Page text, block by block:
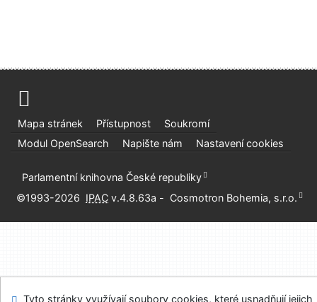
Mapa stránek Přístupnost
Soukromí
Modul OpenSearch
Napište nám Nastavení cookies
Parlamentní knihovna České republiky
©1993-2026 IPAC v.4.8.63a - Cosmotron Bohemia, s.r.o.
Tyto stránky využívají soubory cookies, které usnadňují jejich